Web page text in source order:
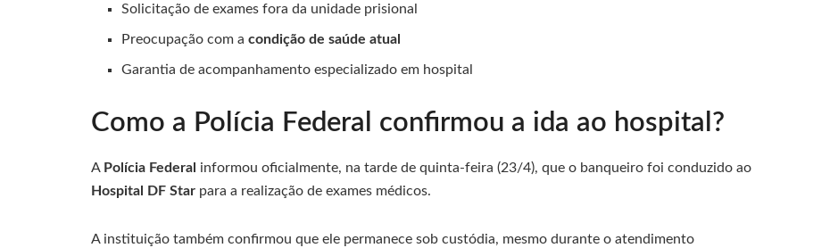
Solicitação de exames fora da unidade prisional
Preocupação com acondição de saúde atual
Garantia de acompanhamento especializado em hospital
Como a Polícia Federal confirmou a ida ao hospital?
A Polícia Federal informou oficialmente, na tarde de quinta-feira (23/4), que o banqueiro foi conduzido ao
Hospital DF Star para a realização de exames médicos.
A instituição também confirmou que ele permanece sob custódia, mesmo durante o atendimento